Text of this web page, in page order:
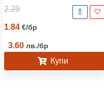
2.29
1.84 €/бр
3.60 лв./бр
Купи